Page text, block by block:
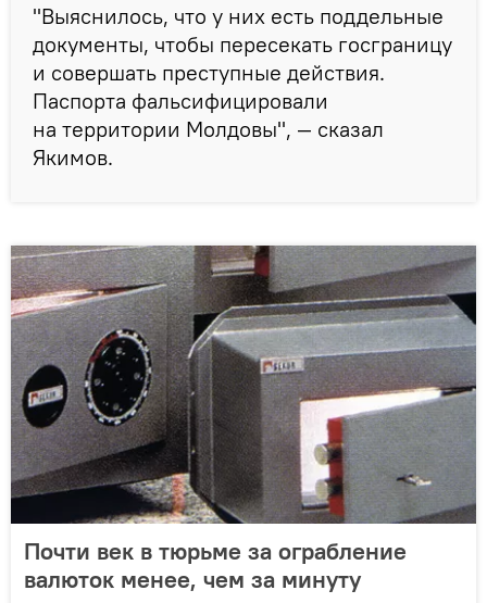
"Выяснилось, что у них есть поддельные
документы, чтобы пересекать госграницу
и совершать преступные действия.
Паспорта фальсифицировали
на территории Молдовы", — сказал
Якимов.
Почти век в тюрьме за ограбление
валюток менее, чем за минуту